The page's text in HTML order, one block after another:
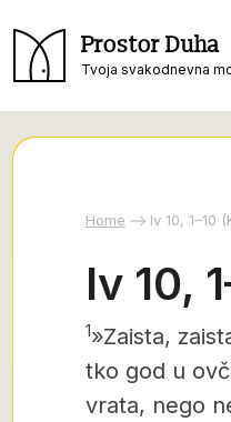
Prostor Duha
Tvoja svakodnevna
Home Iv 10, 1–10
Iv 10,
1»Zaista,
tko god u
vrata, nego